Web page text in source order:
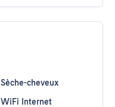
Sèche-cheveux
WiFi Internet